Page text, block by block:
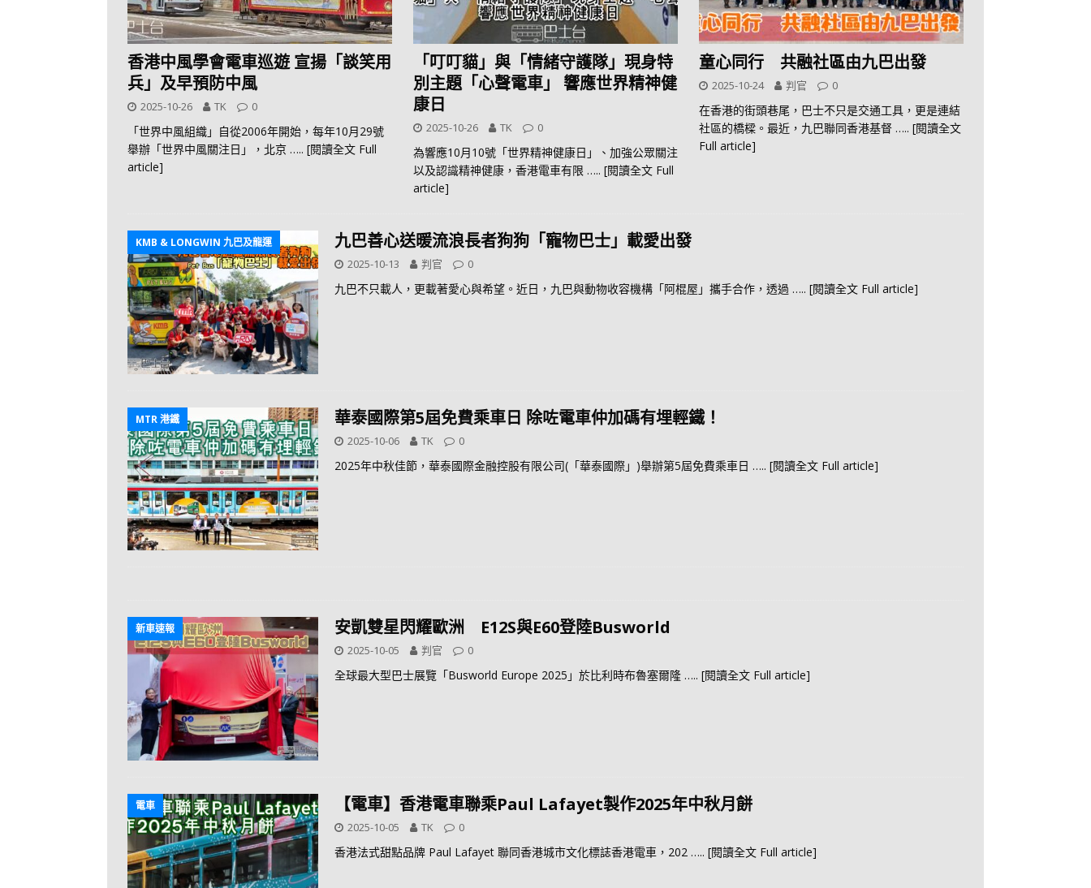
香港中風學會電車巡遊 宣揚「談笑用
兵」及早預防中風
2025-10-26 TK 0
「世界中風組織」自從2006年開始，每年10月29號
舉辦「世界中風關注日」，北京 ….. [閱讀全文 Full
article]
「叮叮貓」與「情緒守護隊」現身特
別主題「心聲電車」 響應世界精神健
康日
2025-10-26 TK 0
為響應10月10號「世界精神健康日」、加強公眾關注
以及認識精神健康，香港電車有限 ….. [閱讀全文 Full
article]
童心同行 共融社區由九巴出發
2025-10-24 判官 0
在香港的街頭巷尾，巴士不只是交通工具，更是連結
社區的橋樑。最近，九巴聯同香港基督 ….. [閱讀全文
Full article]
KMB & LONGWIN 九巴及龍運 九巴善心送暖流浪長者狗狗「寵物巴士」載愛出發
2025-10-13 判官 0
九巴不只載人，更載著愛心與希望。近日，九巴與動物收容機構「阿棍屋」攜手合作，透過 ….. [閱讀全文 Full article]
MTR 港鐵 華泰國際第5屆免費乘車日 除咗電車仲加碼有埋輕鐵！
2025-10-06 TK 0
2025年中秋佳節，華泰國際金融控股有限公司(「華泰國際」)舉辦第5屆免費乘車日 ….. [閱讀全文 Full article]
新車速報 安凱雙星閃耀歐洲 E12S與E60登陸Busworld
2025-10-05 判官 0
全球最大型巴士展覽「Busworld Europe 2025」於比利時布魯塞爾隆 ….. [閱讀全文 Full article]
電車 【電車】香港電車聯乘Paul Lafayet製作2025年中秋月餅
2025-10-05 TK 0
香港法式甜點品牌 Paul Lafayet 聯同香港城市文化標誌香港電車，202 ….. [閱讀全文 Full article]